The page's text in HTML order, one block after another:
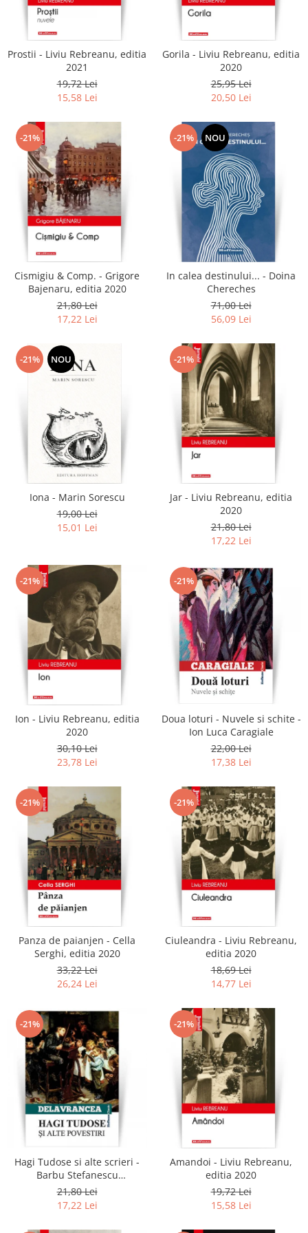
Literatura
Clasica
Contemporana
Universala
Non-fictiune
Calatorii
Memorii
Publicistica / Reportaje / Interviuri
Stiinte umaniste
Istorie
Sociologie si filozofie
Prostii - Liviu Rebreanu, editia
2021
19,72 Lei
15,58 Lei
Gorila - Liviu Rebreanu, editia
2020
25,95 Lei
20,50 Lei
-21%
Cismigiu & Comp. - Grigore
Bajenaru, editia 2020
21,80 Lei
17,22 Lei
-21% NOU
In calea destinului... - Doina
Chereches
71,00 Lei
56,09 Lei
-21% NOU
Iona - Marin Sorescu
19,00 Lei
15,01 Lei
-21%
Jar - Liviu Rebreanu, editia
2020
21,80 Lei
17,22 Lei
-21%
Ion - Liviu Rebreanu, editia
2020
30,10 Lei
23,78 Lei
-21%
Doua loturi - Nuvele si schite -
Ion Luca Caragiale
22,00 Lei
17,38 Lei
-21%
Panza de paianjen - Cella
Serghi, editia 2020
33,22 Lei
26,24 Lei
-21%
Ciuleandra - Liviu Rebreanu,
editia 2020
18,69 Lei
14,77 Lei
-21%
Hagi Tudose si alte scrieri -
Barbu Stefanescu
Delavrancea
21,80 Lei
17,22 Lei
-21%
Amandoi - Liviu Rebreanu,
editia 2020
19,72 Lei
15,58 Lei